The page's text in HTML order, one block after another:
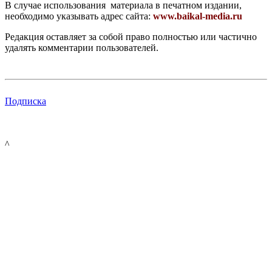
В случае использования материала в печатном издании,
необходимо указывать адрес сайта: www.baikal-media.ru
Редакция оставляет за собой право полностью или частично
удалять комментарии пользователей.
Подписка
^